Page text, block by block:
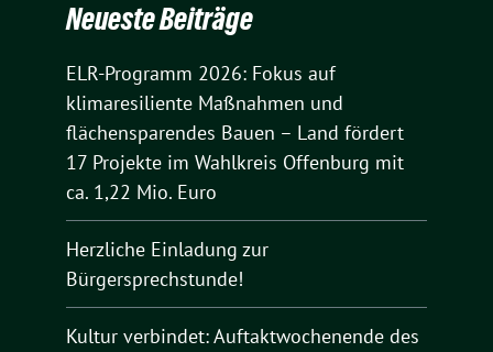
Neueste Beiträge
ELR-Programm 2026: Fokus auf
klimaresiliente Maßnahmen und
flächensparendes Bauen – Land fördert
17 Projekte im Wahlkreis Offenburg mit
ca. 1,22 Mio. Euro
Herzliche Einladung zur
Bürgersprechstunde!
Kultur verbindet: Auftaktwochenende des